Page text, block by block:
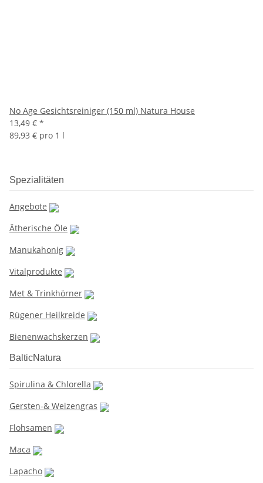
No Age Gesichtsreiniger (150 ml) Natura House
13,49 € *
89,93 € pro 1 l
Spezialitäten
Angebote
Ätherische Öle
Manukahonig
Vitalprodukte
Met & Trinkhörner
Rügener Heilkreide
Bienenwachskerzen
BalticNatura
Spirulina & Chlorella
Gersten-& Weizengras
Flohsamen
Maca
Lapacho